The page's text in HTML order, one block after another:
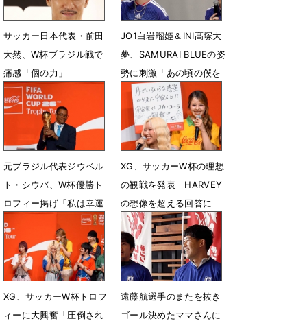
サッカー日本代表・前田
大然、W杯ブラジル戦で
痛感「個の力」
7月11日 19時14分
JO1白岩瑠姫＆INI髙塚大
夢、SAMURAI BLUEの姿
勢に刺激「あの頃の僕を
叱りたい」
6月1日 22時19分
元ブラジル代表ジウベル
ト・シウバ、W杯優勝ト
ロフィー掲げ「私は幸運
な人物」
1月20日 11時11分
XG、サッカーW杯の理想
の観戦を発表 HARVEY
の想像を超える回答に
MAYAもうなる
1月20日 09時07分
XG、サッカーW杯トロフ
ィーに大興奮「圧倒され
遠藤航選手のまたを抜き
ゴール決めたママさんに